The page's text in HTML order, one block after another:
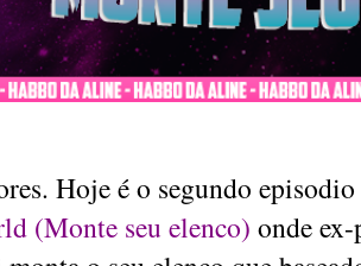
Hoje é o segundo
(Monte seu elenco) onde